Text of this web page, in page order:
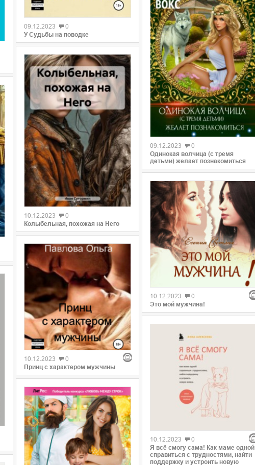
09.12.2023
0
У Судьбы на поводке
10.12.2023
0
Колыбельная, похожая на Него
0
10.12.2023
0
Принц с характером мужчины
09.12.2023
0
Одинокая волчица (с тремя
детьми) желает познакомиться
10.12.2023
0
Это мой мужчина!
10.12.2023
0
Я всё смогу сама! Как маме одной
справиться с трудностями, найти
поддержку и устроить новую